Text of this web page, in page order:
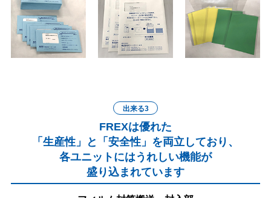
出来る3
FREXは優れた
「生産性」と「安全性」を両立しており、
各ユニットにはうれしい機能が
盛り込まれています